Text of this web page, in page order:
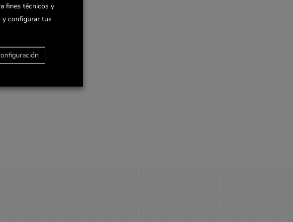
fines técnicos y
y configurar tus